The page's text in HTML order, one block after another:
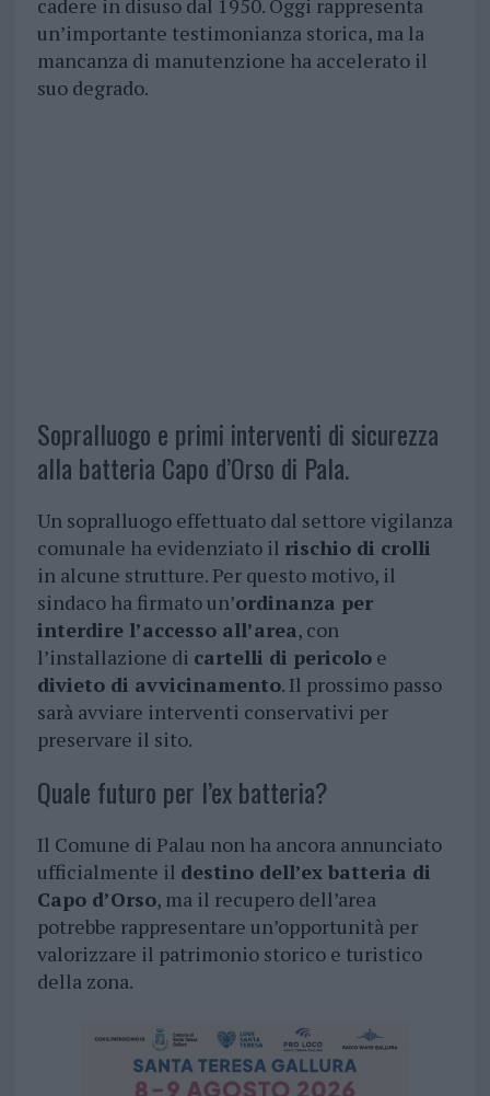
cadere in disuso dal 1950. Oggi rappresenta
un’importante testimonianza storica, ma la
mancanza di manutenzione ha accelerato il
suo degrado.
Sopralluogo e primi interventi di sicurezza
alla batteria Capo d’Orso di Pala.
Un sopralluogo effettuato dal settore vigilanza
comunale ha evidenziato il rischio di crolli
in alcune strutture. Per questo motivo, il
sindaco ha firmato un’ordinanza per
interdire l’accesso all’area, con
l’installazione di cartelli di pericoloe
divieto di avvicinamento. Il prossimo passo
sarà avviare interventi conservativi per
preservare il sito.
Quale futuro per l’ex batteria?
Il Comune di Palau non ha ancora annunciato
ufficialmente il destino dell’ex batteria di
Capo d’Orso, ma il recupero dell’area
potrebbe rappresentare un’opportunità per
valorizzare il patrimonio storico e turistico
della zona.